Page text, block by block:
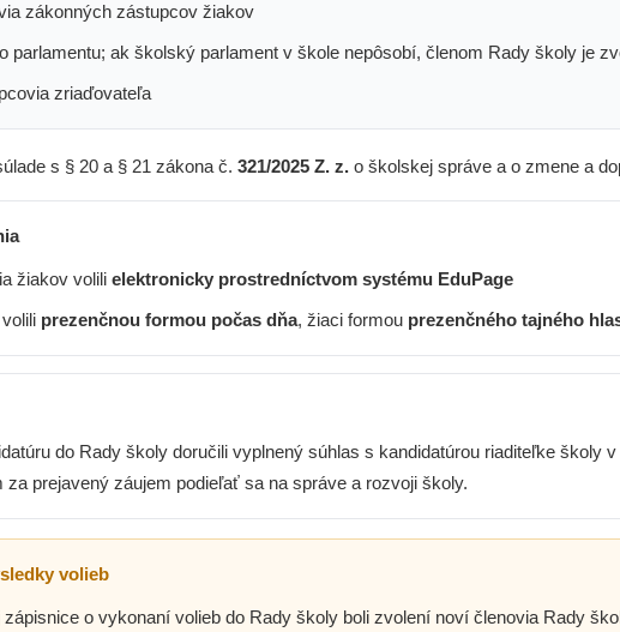
zákonných zástupcov žiakov
parlamentu; ak školský parlament v škole nepôsobí, členom Rady školy je
zriaďovateľa
s § 20 a § 21 zákona č. 321/2025 Z. z. o školskej správe a o zmene a
žiakov volili elektronicky prostredníctvom systému EduPage
prezenčnou formou počas dňa, žiaci formou prezenčného tajného
do Rady školy doručili vyplnený súhlas s kandidatúrou riaditeľke školy
prejavený záujem podieľať sa na správe a rozvoji školy.
volieb
zápisnice o vykonaní volieb do Rady školy boli zvolení noví členovia Rady